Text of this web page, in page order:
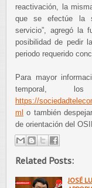
reactivación, la
que se efectúe la
servicio”, agregó la
posibilidad de pedir
periodo requerido
Para mayor
temporal,
https://
ml o también
de orientación del
Related Posts:
JOSÉ